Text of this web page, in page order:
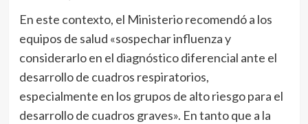
En este contexto, el Ministerio recomendó a los
equipos de salud «sospechar influenza y
considerarlo en el diagnóstico diferencial ante el
desarrollo de cuadros respiratorios,
especialmente en los grupos de alto riesgo para el
desarrollo de cuadros graves». En tanto que a la